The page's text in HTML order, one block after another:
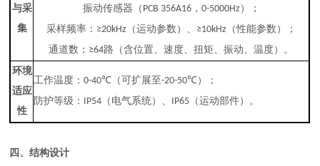
与采
集
振动传感器（ PCB 356A16， 0-5000Hz ）；
采样频率： ≥20kHz （运动参数）、 ≥10kHz （性能参数）；
通道数： ≥64路（含位置、速度、扭矩、振动、温度）。
环境
适应
性
工作温度：0-40℃ （可扩展至-20-50℃）；
防护等级：
IP54 （电气系统）、 IP65 （运动部件）。
四、结构设计